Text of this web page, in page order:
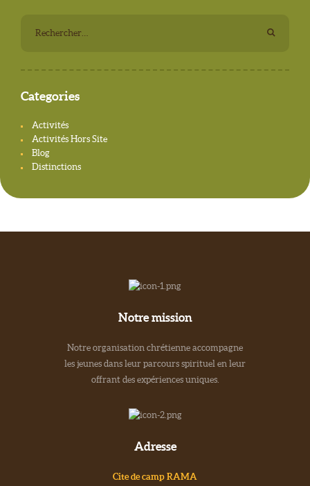
Categories
Activités
Activités Hors Site
Blog
Distinctions
Notre mission
Notre organisation chrétienne accompagne
les jeunes dans leur parcours spirituel en leur
offrant des expériences uniques.
Adresse
Cite de camp RAMA